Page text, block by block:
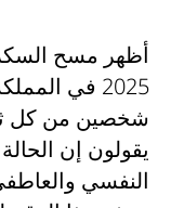
أظهر مسح
2025 في
شخصين من كل
يقولون إن
النفسي